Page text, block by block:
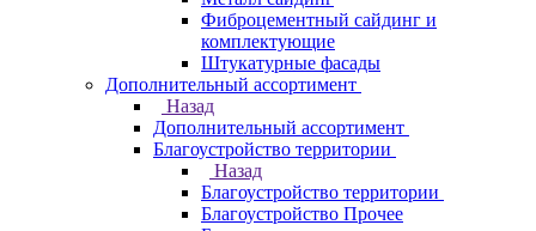
Фиброцементный сайдинг и
комплектующие
Штукатурные фасады
Дополнительный ассортимент
Назад
Дополнительный ассортимент
Благоустройство территории
Назад
Благоустройство территории
Благоустройство Прочее